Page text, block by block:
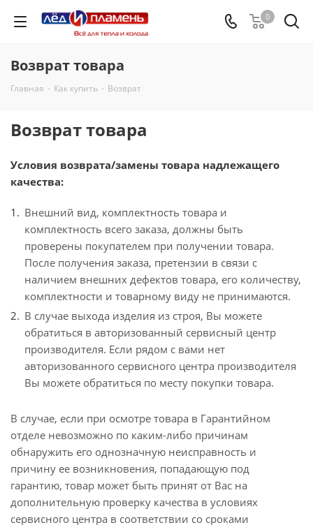
0
Возврат товара
Главная - Как купить - Возврат
Возврат товара
Условия возврата/замены товара надлежащего
качества:
Внешний вид, комплектность товара и
комплектность всего заказа, должны быть
проверены покупателем при получении товара.
После получения заказа, претензии в связи с
наличием внешних дефектов товара, его количеству,
комплектности и товарному виду не принимаются.
В случае выхода изделия из строя, Вы можете
обратиться в авторизованный сервисный центр
производителя. Если рядом с вами нет
авторизованного сервисного центра производителя
Вы можете обратиться по месту покупки товара.
В случае, если при осмотре товара в Гарантийном
отделе невозможно по каким-либо причинам
обнаружить его однозначную неисправность и
причину ее возникновения, попадающую под
гарантию, товар может быть принят от Вас на
дополнительную проверку качества в условиях
сервисного центра в соответствии со сроками